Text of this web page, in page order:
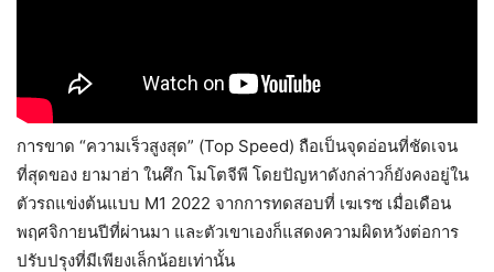
การขาด “ความเร็วสูงสุด” (Top Speed) ถือเป็นจุดอ่อนที่ชัดเจน
ที่สุดของ ยามาฮ่า ในศึก โมโตจีพี โดยปัญหาดังกล่าวก็ยังคงอยู่ใน
ตัวรถแข่งต้นแบบ M1 2022 จากการทดสอบที่ เฆเรซ เมื่อเดือน
พฤศจิกายนปีที่ผ่านมา และตัวเขาเองก็แสดงความผิดหวังต่อการ
ปรับปรุงที่มีเพียงเล็กน้อยเท่านั้น